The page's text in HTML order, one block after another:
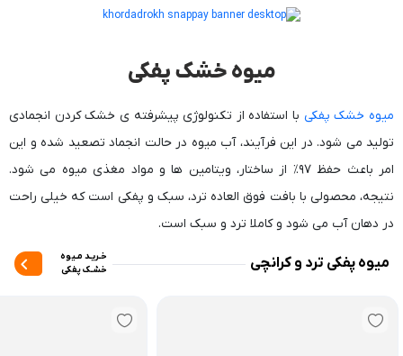
میوه خشک پفکی
میوه خشک پفکی با استفاده از تکنولوژی پیشرفته ی خشک کردن انجمادی
تولید می شود. در این فرآیند، آب میوه در حالت انجماد تصعید شده و این
امر باعث حفظ ۹۷٪ از ساختار، ویتامین ها و مواد مغذی میوه می شود.
نتیجه، محصولی با بافت فوق العاده ترد، سبک و پفکی است که خیلی راحت
در دهان آب می شود و کاملا ترد و سبک است.
میوه پفکی ترد و کرانچی
خـریـد مـیوه
خشـک پفکی